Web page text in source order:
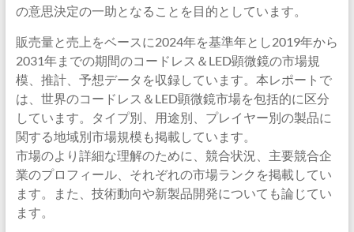
の意思決定の一助となることを目的としています。
販売量と売上をベースに2024年を基準年とし2019年から
2031年までの期間のコードレス＆LED顕微鏡の市場規
模、推計、予想データを収録しています。本レポートで
は、世界のコードレス＆LED顕微鏡市場を包括的に区分
しています。タイプ別、用途別、プレイヤー別の製品に
関する地域別市場規模も掲載しています。
市場のより詳細な理解のために、競合状況、主要競合企
業のプロフィール、それぞれの市場ランクを掲載してい
ます。また、技術動向や新製品開発についても論じてい
ます。